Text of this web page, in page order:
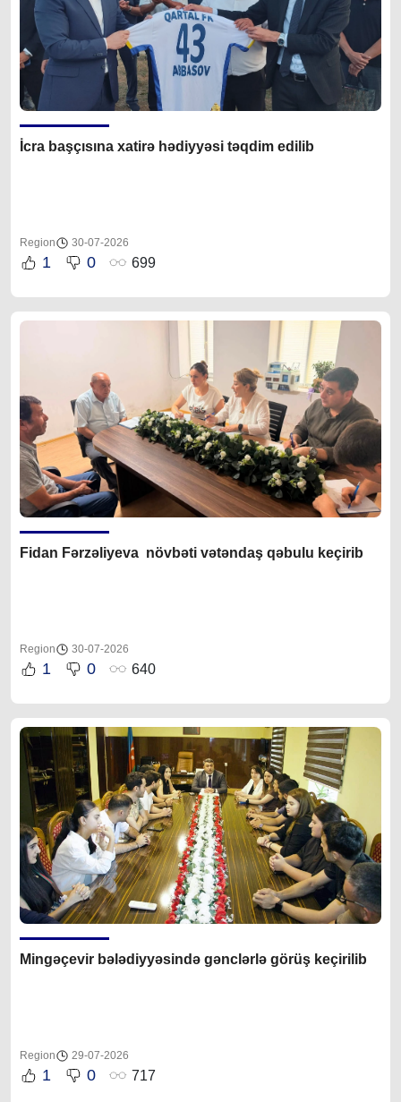
İcra başçısına xatirə hədiyyəsi təqdim edilib
Region 30-07-2026
1 0 699
Fidan Fərzəliyeva növbəti vətəndaş qəbulu keçirib
Region 30-07-2026
1 0 640
Mingəçevir bələdiyyəsində gənclərlə görüş keçirilib
Region 29-07-2026
1 0 717